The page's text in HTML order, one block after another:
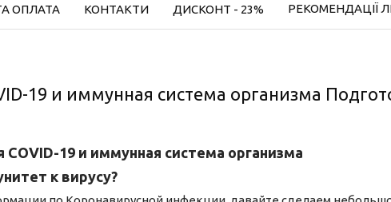
ОПЛАТА КОНТАКТИ ДИСКОНТ - 23% РЕКОМЕНДАЦІЇ
19 и иммунная система организма
19 и иммунная система организма
к вирусу?